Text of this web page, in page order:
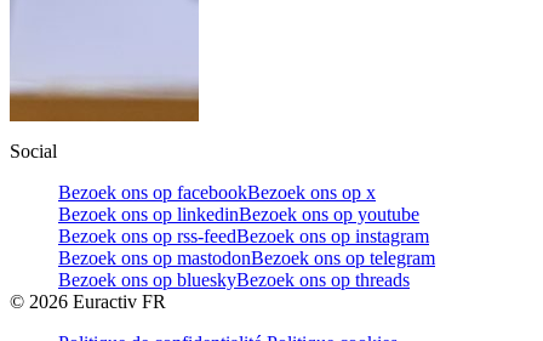
Social
Bezoek ons op facebookBezoek ons op x
Bezoek ons op linkedinBezoek ons op youtube
Bezoek ons op rss-feedBezoek ons op instagram
Bezoek ons op mastodonBezoek ons op telegram
Bezoek ons op blueskyBezoek ons op threads
© 2026 Euractiv FR